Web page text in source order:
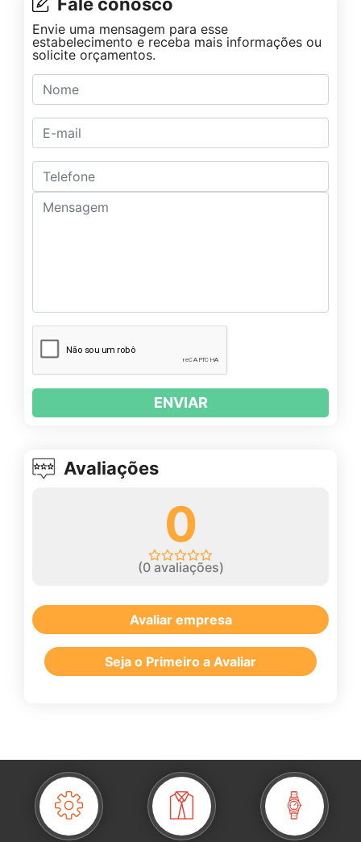
Envie uma mensagem para esse
estabelecimento e receba mais informações ou
solicite orçamentos.
ENVIAR
Avaliações
0
(0avaliações)
Avaliar empresa
Seja o Primeiro a Avaliar